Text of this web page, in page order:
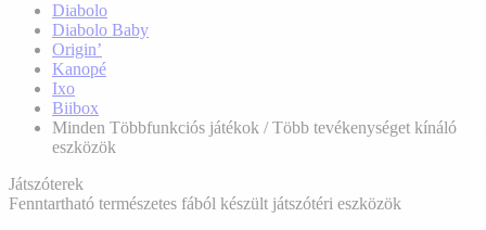
Diabolo
Diabolo Baby
Origin’
Kanopé
Ixo
Biibox
Minden Többfunkciós játékok / Több tevékenységet kínáló
eszközök
Játszóterek
Fenntartható természetes fából készült játszótéri eszközök